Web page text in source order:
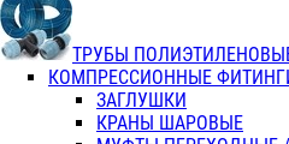
Отвертки
Хоз. инвентарь
ЭЛ. ИНСТРУМЕНТ OASIS
ТРУБЫ
КОМПРЕССИОННЫЕ
ЗАГЛУШКИ
КРАНЫ ШАРОВЫЕ